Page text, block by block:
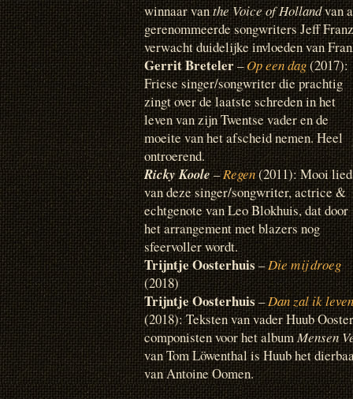
winnaar vanthe Voice of Hollandvan
gerenommeerde songwriters Jeff
verwacht duidelijke invloeden van
Gerrit Breteler–Op een dag(2017):
Friese singer/songwriter die prachtig
zingt over de laatste schreden in het
leven van zijn Twentse vader en de
moeite van het afscheid nemen. Heel
ontroerend.
Ricky Koole–Regen(2011): Mooi lied
van deze singer/songwriter, actrice &
echtgenote van Leo Blokhuis, dat door
het arrangement met blazers nog
sfeervoller wordt.
Trijntje Oosterhuis–Die mij droeg
(2018)
Trijntje Oosterhuis–Dan zal ik leven
(2018): Teksten van vader Huub
componisten voor het albumMensen
van Tom Löwenthal is Huub het
van Antoine Oomen.